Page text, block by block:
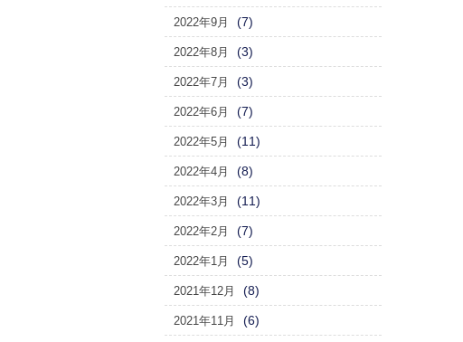
2022年9月 (7)
2022年8月 (3)
2022年7月 (3)
2022年6月 (7)
2022年5月 (11)
2022年4月 (8)
2022年3月 (11)
2022年2月 (7)
2022年1月 (5)
2021年12月 (8)
2021年11月 (6)